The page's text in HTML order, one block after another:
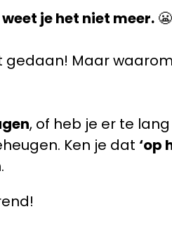
je het niet meer. 😬
gedaan! Maar
, of heb je er te
Ken je dat ‘op